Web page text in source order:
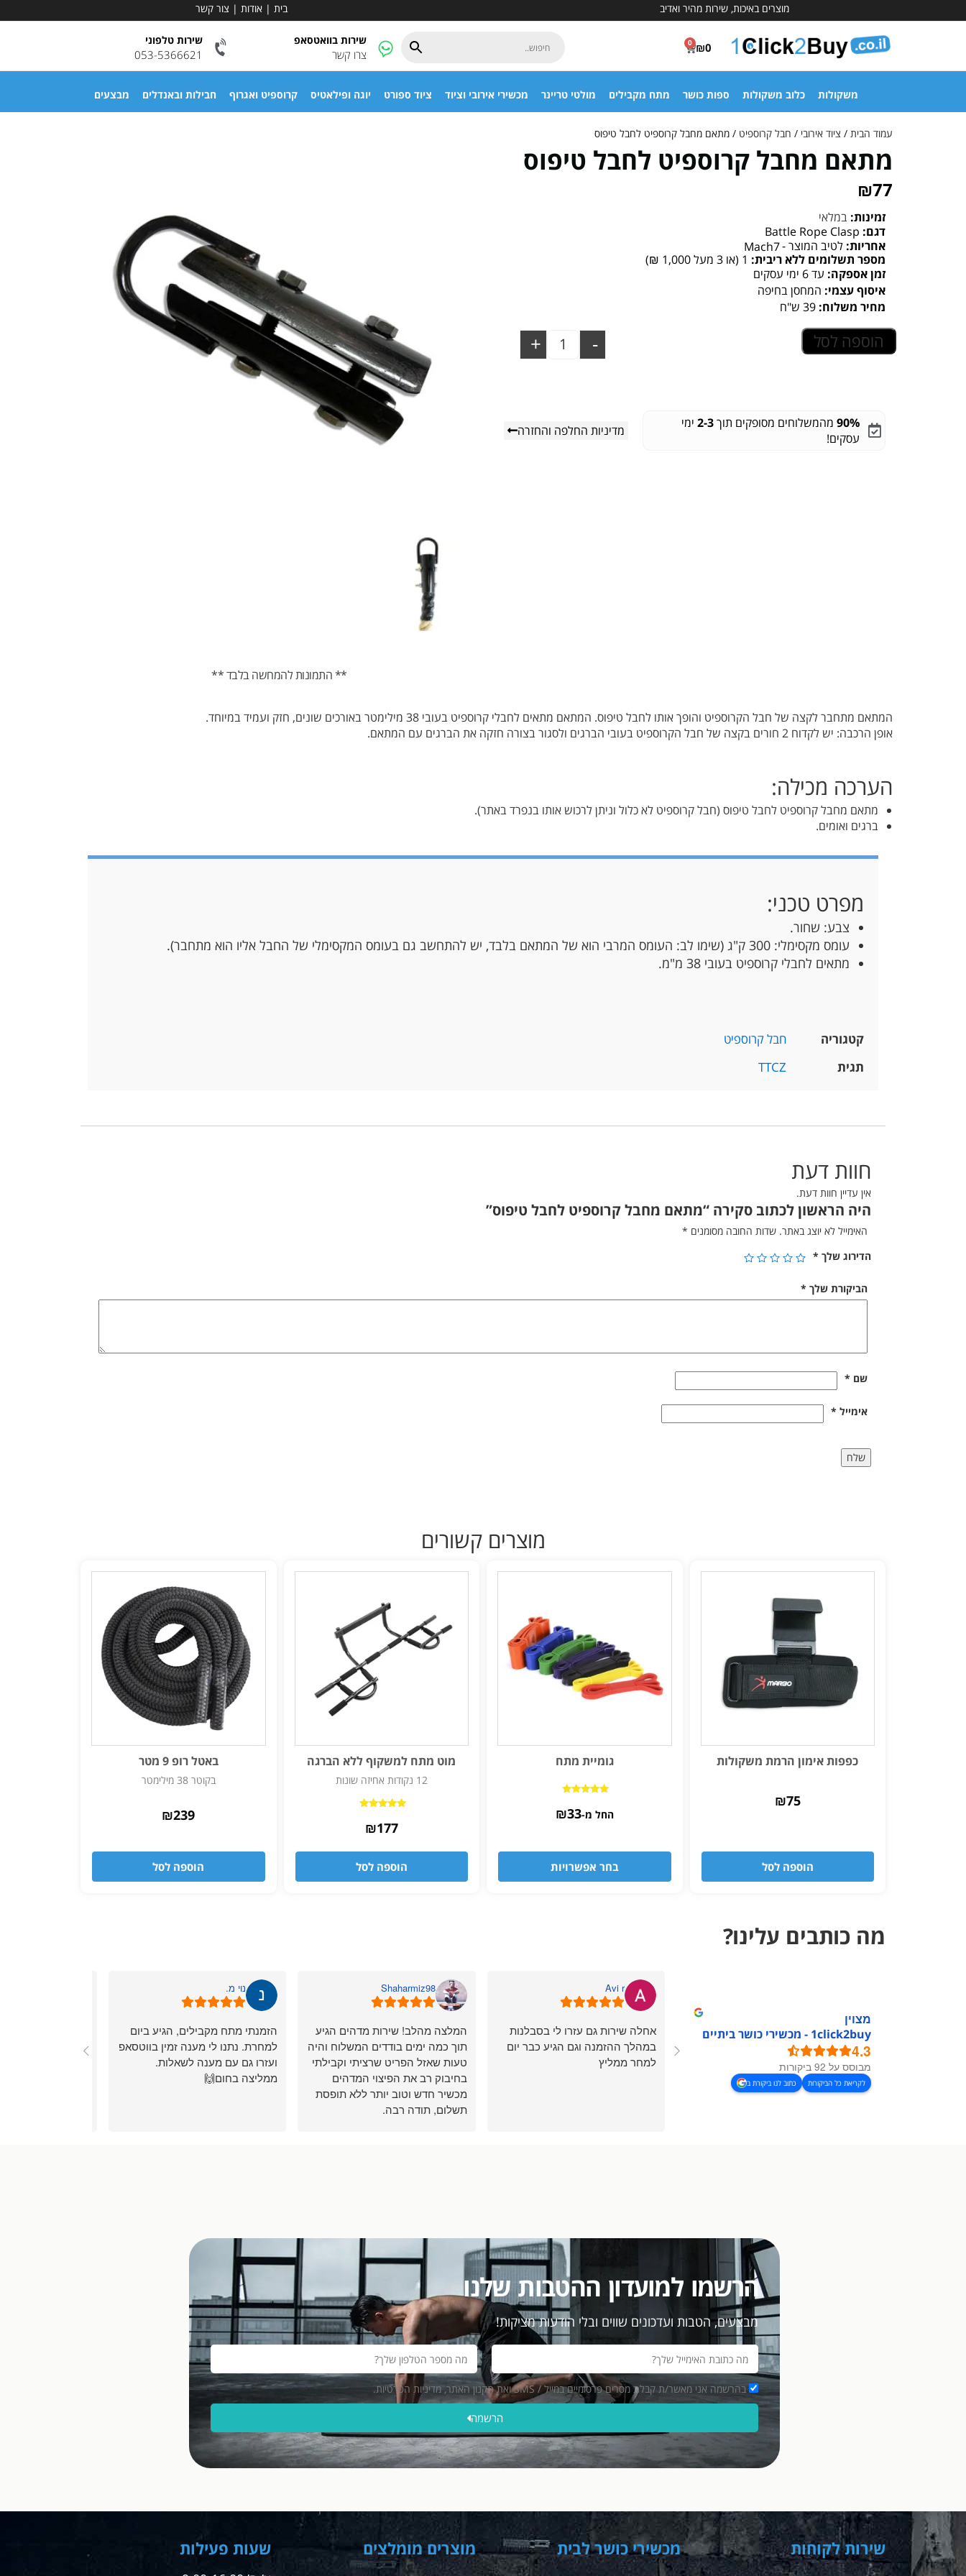
מוצרים באיכות, שירות מהיר ואדיב בית | אודות | צור קשר
₪0
0 שירות בוואטסאפ
צרו קשר
שירות טלפוני
053-5366621
משקולות כלוב משקולות ספות כושר מתח מקבילים מולטי טריינר מכשירי אירובי וציוד ציוד ספורט יוגה ופילאטיס קרוספיט ואגרוף חבילות ובאנדלים מבצעים
עמוד הבית / ציוד אירובי / חבל קרוספיט / מתאם מחבל קרוספיט לחבל טיפוס
מתאם מחבל קרוספיט לחבל טיפוס
₪77
זמינות: במלאי
דגם: Battle Rope Clasp
אחריות: לטיב המוצר -Mach7
מספר תשלומים ללא ריבית: 1 (או 3 מעל 1,000 ₪)
זמן אספקה: עד 6 ימי עסקים
איסוף עצמי: המחסן בחיפה
מחיר משלוח: 39 ש"ח
-
+ הוספה לסל
90% מהמשלוחים מסופקים תוך2-3 ימי
עסקים!
מדיניות החלפה והחזרה
** התמונות להמחשה בלבד **
המתאם מתחבר לקצה של חבל הקרוספיט והופך אותו לחבל טיפוס. המתאם מתאים לחבלי קרוספיט בעובי 38 מילימטר באורכים שונים, חזק ועמיד במיוחד.
אופן הרכבה: יש לקדוח 2 חורים בקצה של חבל הקרוספיט בעובי הברגים ולסגור בצורה חזקה את הברגים עם המתאם.
הערכה מכילה:
מתאם מחבל קרוספיט לחבל טיפוס (חבל קרוספיט לא כלול וניתן לרכוש אותו בנפרד באתר).
ברגים ואומים.
מפרט טכני:
צבע: שחור.
עומס מקסימלי: 300 ק"ג (שימו לב: העומס המרבי הוא של המתאם בלבד, יש להתחשב גם בעומס המקסימלי של החבל אליו הוא מתחבר).
מתאים לחבלי קרוספיט בעובי 38 מ"מ.
קטגוריה
חבל קרוספיט
תגית
TTCZ
חוות דעת
אין עדיין חוות דעת.
היה הראשון לכתוב סקירה “מתאם מחבל קרוספיט לחבל טיפוס”
האימייל לא יוצג באתר. שדות החובה מסומנים *
הדירוג שלך *
הביקורת שלך *
שם *
אימייל *
מוצרים קשורים
כפפות אימון הרמת משקולות
₪75
הוספה לסל
גומיית מתח
5.00
מתוך 5
החל מ- ₪33
בחר אפשרויות
מוט מתח למשקוף ללא הברגה
12 נקודות אחיזה שונות
4.75
מתוך 5₪177
הוספה לסל
באטל רופ 9 מטר
בקוטר 38 מילימטר
₪239
הוספה לסל
מה כותבים עלינו?
מצוין
1click2buy - מכשירי כושר ביתיים
4.3
מבוסס על 92 ביקורות
לקריאת כל הביקורות כתוב לנו ביקורת ב
Avi r
אחלה שירות גם עזרו לי בסבלנות
במהלך ההזמנה וגם הגיע כבר יום
למחר ממליץ
Shaharmiz98
המלצה מהלב! שירות מדהים הגיע
תוך כמה ימים בודדים המשלוח והיה
טעות שאזל הפריט שרציתי וקבילתי
בחיבוק רב את הפיצוי המדהים
מכשיר חדש וטוב יותר ללא תופסת
תשלום, תודה רבה.
נוי מ.
הזמנתי מתח מקבילים, הגיע ביום
למחרת. נתנו לי מענה זמין בווטסאפ
ועזרו גם עם מענה לשאלות.
ממליצה בחום🙌
Thanks a
הרשמו למועדון ההטבות שלנו
מבצעים, הטבות ועדכונים שווים ובלי הודעות מציקות!
בהרשמה אני מאשר/ת קבלת מסרים פרסומיים במייל / SMS ואת תקנון האתר, מדיניות הפרטיות.
הרשמה
שירות לקוחות מכשירי כושר לבית מוצרים מומלצים שעות פעילות